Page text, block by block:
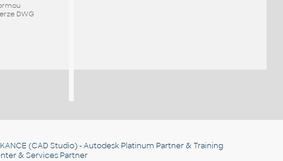
DWG
(CAD Studio) - Autodesk Platinum Partner & Training
& Services Partner